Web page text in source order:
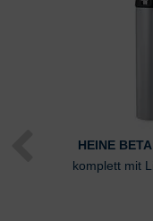
HEINE
komplett mit